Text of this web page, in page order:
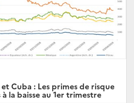
Cuba : Les primes de risque
la baisse au 1er trimestre